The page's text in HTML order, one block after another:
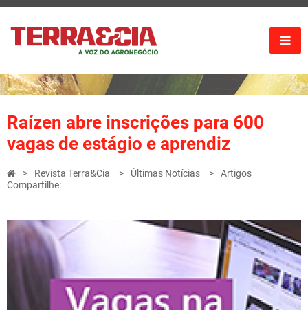
Raízen abre inscrições para 600
vagas de estágio e aprendiz
Revista Terra&Cia Últimas Notícias
Artigos
Compartilhe: